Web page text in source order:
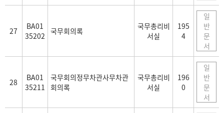
27
BA01
35202 국무회의록
국무총리비
서실
195
4
일
반
문
서
28
BA01
35211
국무회의정무차관사무차관
회의록
국무총리비
서실
196
0
일
반
문
서